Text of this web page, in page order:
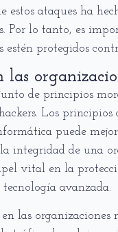
estos ataques ha
Por lo tanto, es
estén protegidos
de principios
Los
puede
integridad de una
vital en la
avanzada.
las organizaciones